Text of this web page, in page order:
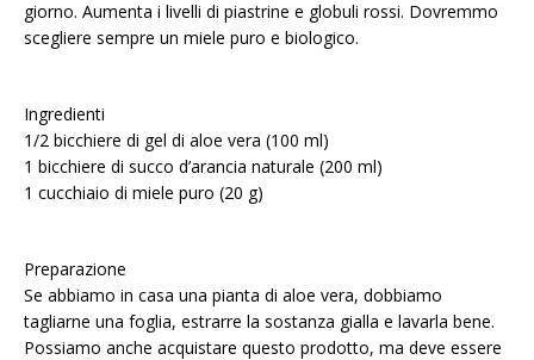
giorno. Aumenta i livelli di piastrine e globuli rossi. Dovremmo
scegliere sempre un miele puro e biologico.
Ingredienti
1/2 bicchiere di gel di aloe vera (100 ml)
1 bicchiere di succo d’arancia naturale (200 ml)
1 cucchiaio di miele puro (20 g)
Preparazione
Se abbiamo in casa una pianta di aloe vera, dobbiamo
tagliarne una foglia, estrarre la sostanza gialla e lavarla bene.
Possiamo anche acquistare questo prodotto, ma deve essere